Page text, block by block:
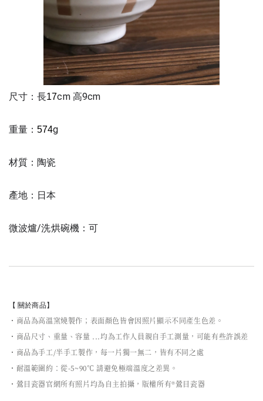
尺寸：長17cm 高9cm
重量：574g
材質：陶瓷
產地：日本
微波爐/洗烘碗機：可
【 關於商品】
・商品為高溫窯燒製作；表面顏色皆會因照片顯示不同產生色差。
・商品尺寸、重量、容量 ...均為工作人員親自手工測量，可能有些許誤差
・商品為手工/半手工製作，每一片獨一無二，皆有不同之處
・耐溫範圍約：從-5~90℃ 請避免極端溫度之差異。
・鶯目瓷器官網所有照片均為自主拍攝，版權所有®鶯目瓷器